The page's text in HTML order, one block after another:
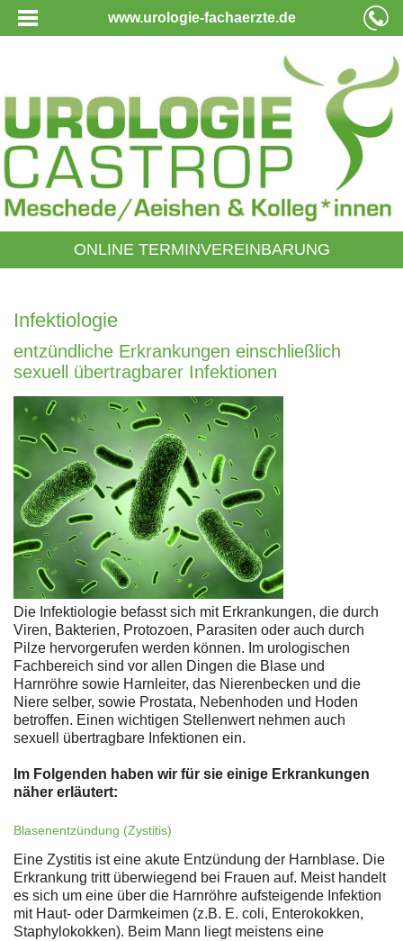
www.urologie-fachaerzte.de
ONLINE TERMINVEREINBARUNG
Infektiologie
entzündliche Erkrankungen einschließlich
sexuell übertragbarer Infektionen
Die Infektiologie befasst sich mit Erkrankungen, die durch
Viren, Bakterien, Protozoen, Parasiten oder auch durch
Pilze hervorgerufen werden können. Im urologischen
Fachbereich sind vor allen Dingen die Blase und
Harnröhre sowie Harnleiter, das Nierenbecken und die
Niere selber, sowie Prostata, Nebenhoden und Hoden
betroffen. Einen wichtigen Stellenwert nehmen auch
sexuell übertragbare Infektionen ein.
Im Folgenden haben wir für sie einige Erkrankungen
näher erläutert:
Blasenentzündung (Zystitis)
Eine Zystitis ist eine akute Entzündung der Harnblase. Die
Erkrankung tritt überwiegend bei Frauen auf. Meist handelt
es sich um eine über die Harnröhre aufsteigende Infektion
mit Haut- oder Darmkeimen (z.B. E. coli, Enterokokken,
Staphylokokken). Beim Mann liegt meistens eine